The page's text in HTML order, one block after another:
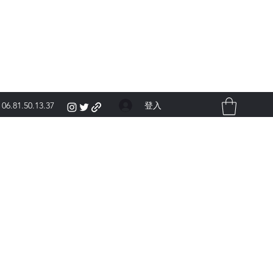
06.81.50.13.37 登入